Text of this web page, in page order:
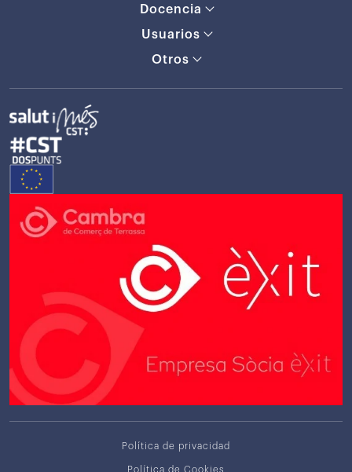
Docencia
Usuarios
Otros
Política de privacidad
Política de Cookies